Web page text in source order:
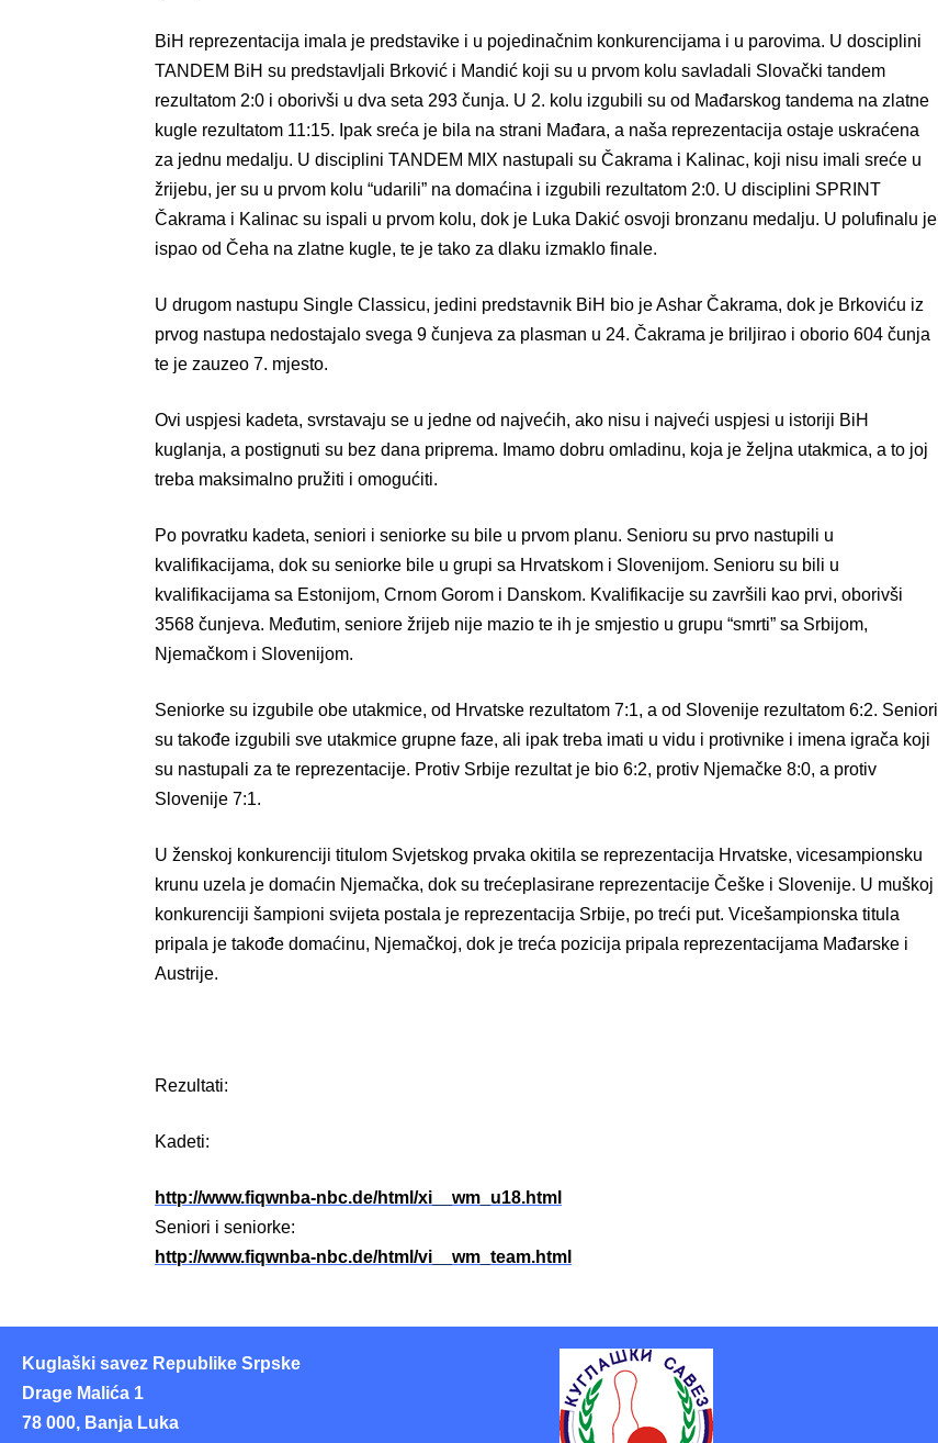
BiH reprezentacija imala je predstavike i u pojedinačnim konkurencijama i u parovima. U dosciplini
TANDEM BiH su predstavljali Brković i Mandić koji su u prvom kolu savladali Slovački tandem
rezultatom 2:0 i oborivši u dva seta 293 čunja. U 2. kolu izgubili su od Mađarskog tandema na zlatne
kugle rezultatom 11:15. Ipak sreća je bila na strani Mađara, a naša reprezentacija ostaje uskraćena
za jednu medalju. U disciplini TANDEM MIX nastupali su Čakrama i Kalinac, koji nisu imali sreće u
žrijebu, jer su u prvom kolu “udarili” na domaćina i izgubili rezultatom 2:0. U disciplini SPRINT
Čakrama i Kalinac su ispali u prvom kolu, dok je Luka Dakić osvoji bronzanu medalju. U polufinalu je
ispao od Čeha na zlatne kugle, te je tako za dlaku izmaklo finale.
U drugom nastupu Single Classicu, jedini predstavnik BiH bio je Ashar Čakrama, dok je Brkoviću iz
prvog nastupa nedostajalo svega 9 čunjeva za plasman u 24. Čakrama je briljirao i oborio 604 čunja
te je zauzeo 7. mjesto.
Ovi uspjesi kadeta, svrstavaju se u jedne od najvećih, ako nisu i najveći uspjesi u istoriji BiH
kuglanja, a postignuti su bez dana priprema. Imamo dobru omladinu, koja je željna utakmica, a to joj
treba maksimalno pružiti i omogućiti.
Po povratku kadeta, seniori i seniorke su bile u prvom planu. Senioru su prvo nastupili u
kvalifikacijama, dok su seniorke bile u grupi sa Hrvatskom i Slovenijom. Senioru su bili u
kvalifikacijama sa Estonijom, Crnom Gorom i Danskom. Kvalifikacije su završili kao prvi, oborivši
3568 čunjeva. Međutim, seniore žrijeb nije mazio te ih je smjestio u grupu “smrti” sa Srbijom,
Njemačkom i Slovenijom.
Seniorke su izgubile obe utakmice, od Hrvatske rezultatom 7:1, a od Slovenije rezultatom 6:2. Seniori
su takođe izgubili sve utakmice grupne faze, ali ipak treba imati u vidu i protivnike i imena igrača koji
su nastupali za te reprezentacije. Protiv Srbije rezultat je bio 6:2, protiv Njemačke 8:0, a protiv
Slovenije 7:1.
U ženskoj konkurenciji titulom Svjetskog prvaka okitila se reprezentacija Hrvatske, vicesampionsku
krunu uzela je domaćin Njemačka, dok su trećeplasirane reprezentacije Češke i Slovenije. U muškoj
konkurenciji šampioni svijeta postala je reprezentacija Srbije, po treći put. Vicešampionska titula
pripala je takođe domaćinu, Njemačkoj, dok je treća pozicija pripala reprezentacijama Mađarske i
Austrije.
Rezultati:
Kadeti:
http://www.fiqwnba-nbc.de/html/xi__wm_u18.html
Seniori i seniorke:
http://www.fiqwnba-nbc.de/html/vi__wm_team.html
Kuglaški savez Republike Srpske
Drage Malića 1
78 000, Banja Luka